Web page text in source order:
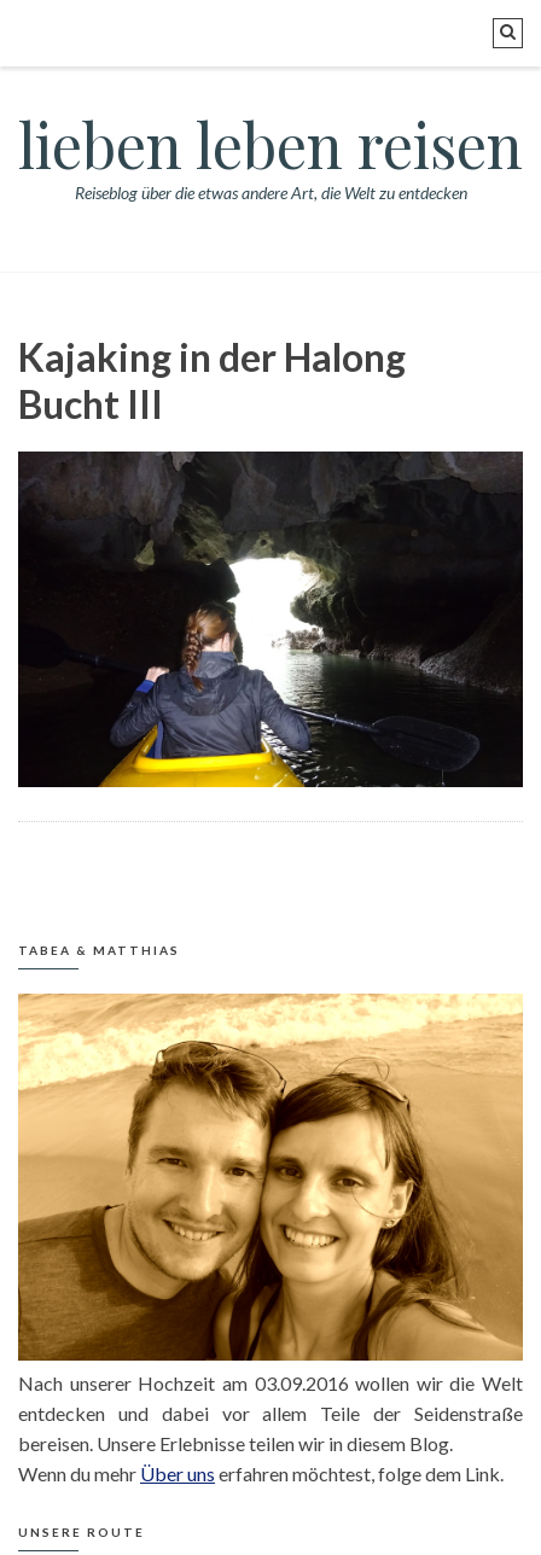
lieben leben reisen
Reiseblog über die etwas andere Art, die Welt zu entdecken
Kajaking in der Halong
Bucht III
TABEA & MATTHIAS
Nach unserer Hochzeit am 03.09.2016 wollen wir die Welt
entdecken und dabei vor allem Teile der Seidenstraße
bereisen. Unsere Erlebnisse teilen wir in diesem Blog.
Wenn du mehr Über uns erfahren möchtest, folge dem Link.
UNSERE ROUTE